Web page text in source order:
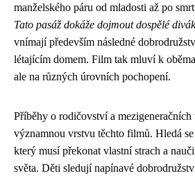
manželského páru od mladosti až po
Tato pasáž dokáže dojmout dospělé
vnímají především následné
létajícím domem. Film tak mluví k
ale na různých úrovních pochopení.
Příběhy o rodičovství a
významnou vrstvu těchto filmů. Hledá
který musí překonat vlastní strach a
světa. Děti sledují napínavé